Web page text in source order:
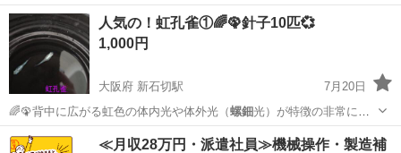
鈿細工は、上品で洗練…
千葉 千葉市 東千葉駅 収納家具 花梨
人気の！虹孔雀①🌈🦚針子10匹💞
1,000円
大阪府 新石切駅
7月20日
🌈🦚背中に広がる虹色の体内光や体外光（螺鈿光）が特徴の非常に美
しい改良メダカです…
大阪 東大阪市 新石切駅 その他 孔雀
≪月収28万円・派遣社員≫機械操作・製造補